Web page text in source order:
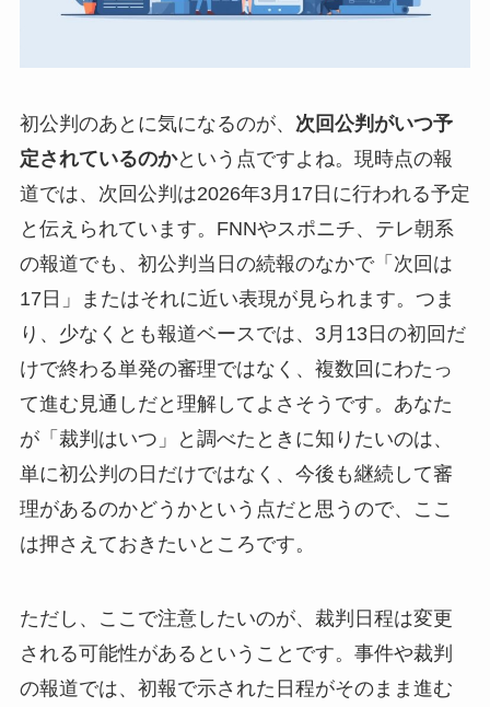
初公判のあとに気になるのが、 次回公判がいつ予
定されているのかという点ですよね。現時点の報
道では、次回公判は2026年3月17日に行われる予定
と伝えられています。FNNやスポニチ、テレ朝系
の報道でも、初公判当日の続報のなかで「次回は
17日」またはそれに近い表現が見られます。つま
り、少なくとも報道ベースでは、3月13日の初回だ
けで終わる単発の審理ではなく、複数回にわたっ
て進む見通しだと理解してよさそうです。あなた
が「裁判はいつ」と調べたときに知りたいのは、
単に初公判の日だけではなく、今後も継続して審
理があるのかどうかという点だと思うので、ここ
は押さえておきたいところです。
ただし、ここで注意したいのが、裁判日程は変更
される可能性があるということです。事件や裁判
の報道では、初報で示された日程がそのまま進む